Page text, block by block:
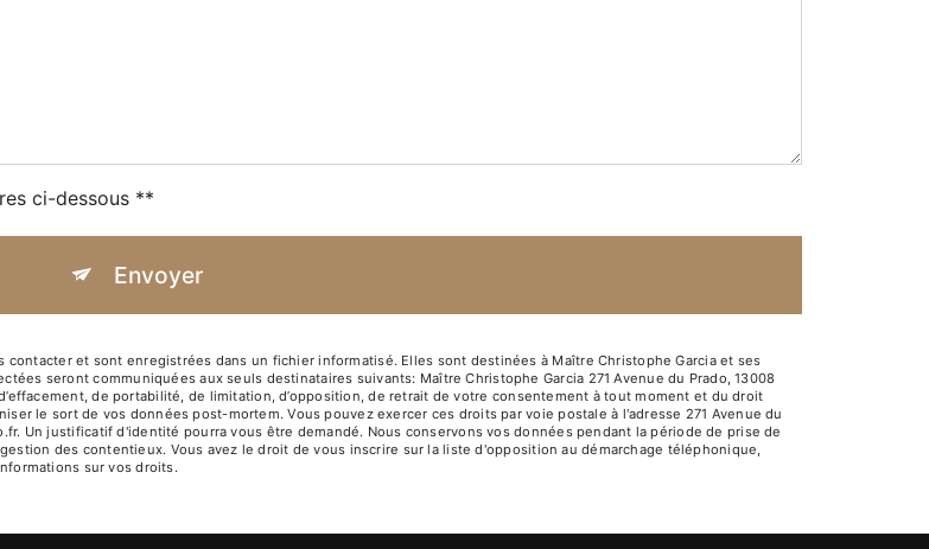
ci-dessous **
Envoyer
et sont enregistrées dans un fichier informatisé. Elles sont destinées à Maître Christophe Garcia et ses
seront communiquées aux seuls destinataires suivants: Maître Christophe Garcia 271 Avenue du Prado, 13008
de portabilité, de limitation, d’opposition, de retrait de votre consentement à tout moment et du droit
le sort de vos données post-mortem. Vous pouvez exercer ces droits par voie postale à l'adresse 271 Avenue du
Un justificatif d'identité pourra vous être demandé. Nous conservons vos données pendant la période de prise de
des contentieux. Vous avez le droit de vous inscrire sur la liste d'opposition au démarchage téléphonique,
sur vos droits.